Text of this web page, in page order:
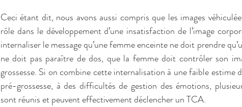
Ceci étant dit, nous avons aussi compris que les images
rôle dans le développement d’une insatisfaction de l’image
internaliser le message qu’une femme enceinte ne doit prendre
ne doit pas paraître de dos, que la femme doit contrôler son
grossesse. Si on combine cette internalisation à une faible estime
pré-grossesse, à des difficultés de gestion des émotions,
sont réunis et peuvent effectivement déclencher un TCA.